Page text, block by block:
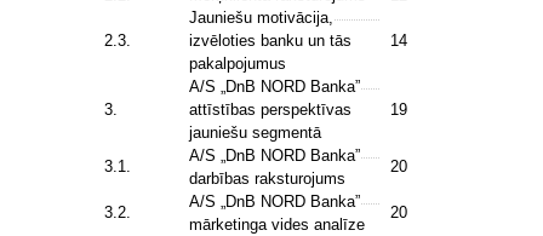
2.3.
Jauniešu motivācija,
izvēloties banku un tās
pakalpojumus
14
3.
A/S „DnB NORD Banka”
attīstības perspektīvas
jauniešu segmentā
19
3.1.
A/S „DnB NORD Banka”
darbības raksturojums
20
3.2.
A/S „DnB NORD Banka”
mārketinga vides analīze
20